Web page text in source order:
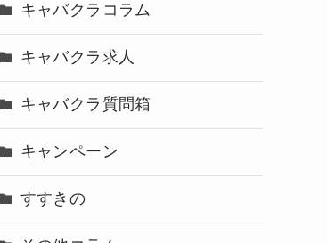
キャバクラコラム
キャバクラ求人
キャバクラ質問箱
キャンペーン
すすきの